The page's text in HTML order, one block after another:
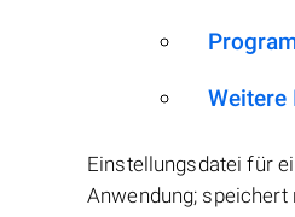
Einstellungsdatei für
Anwendung;